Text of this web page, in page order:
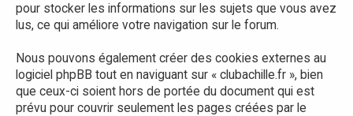
pour stocker les informations sur les sujets que vous avez
lus, ce qui améliore votre navigation sur le forum.
Nous pouvons également créer des cookies externes au
logiciel phpBB tout en naviguant sur « clubachille.fr », bien
que ceux-ci soient hors de portée du document qui est
prévu pour couvrir seulement les pages créées par le